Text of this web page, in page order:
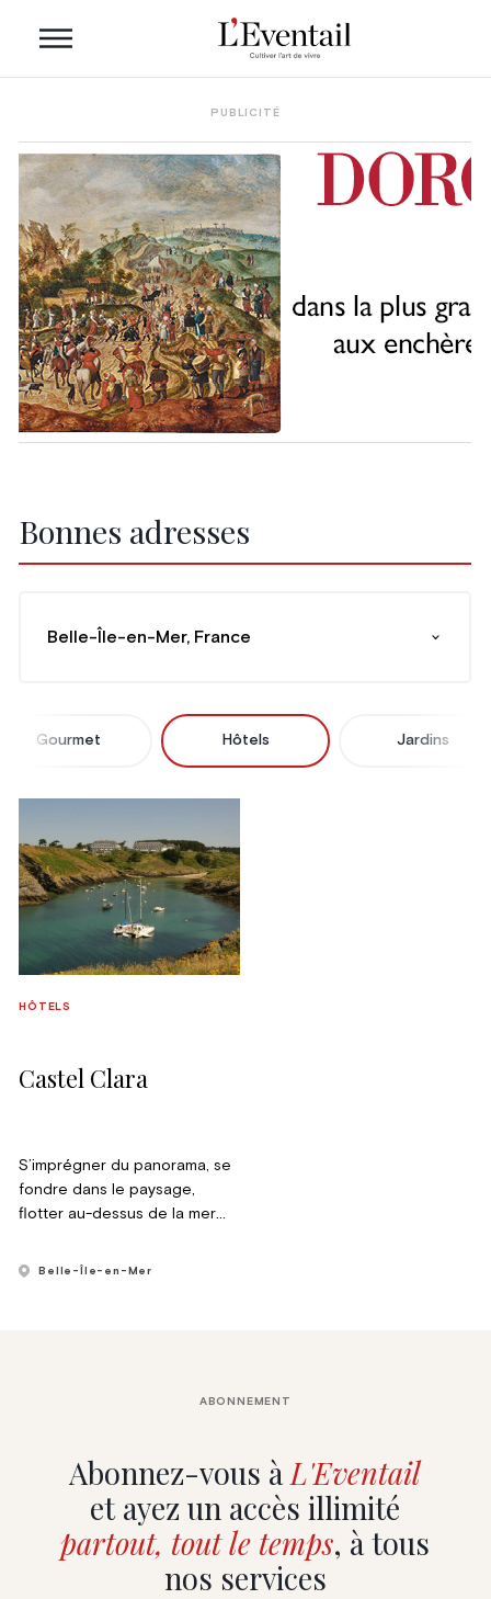
PUBLICITÉ
Bonnes adresses
Belle-Île-en-Mer, France
Gourmet Hôtels Jardins
Castel Clara
HÔTELS
S’imprégner du panorama, se
fondre dans le paysage,
flotter au-dessus de la mer
Se régaler des saveurs de
Belle-Île-en-Mer
Abonnez-vous àL'Eventail
et ayez un accès illimité
partout, tout le temps, à tous
nos services
ABONNEMENT